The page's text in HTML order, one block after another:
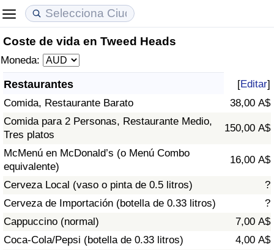
Coste de vida en Tweed Heads
Moneda:
Restaurantes [Editar]
Comida, Restaurante Barato
38,00 A$
Comida para 2 Personas, Restaurante Medio,
Tres platos
150,00 A$
McMenú en McDonald’s (o Menú Combo
equivalente)
16,00 A$
Cerveza Local (vaso o pinta de 0.5 litros)
?
Cerveza de Importación (botella de 0.33 litros)
?
Cappuccino (normal)
7,00 A$
Coca-Cola/Pepsi (botella de 0.33 litros)
4,00 A$
Coste de vida
Índice de Costo de Vida
Índice de costo de vida por país
en aqaba
Precios de las propiedades
Índice de Precios de Inmuebles
Índice de Precios de Inmuebles por País
Calidad de Vida
Índice de Calidad de Vida (Actual)
Índice de calidad de vida por país
Delincuencia
Calificación del Índice de Criminalidad
(Actual)